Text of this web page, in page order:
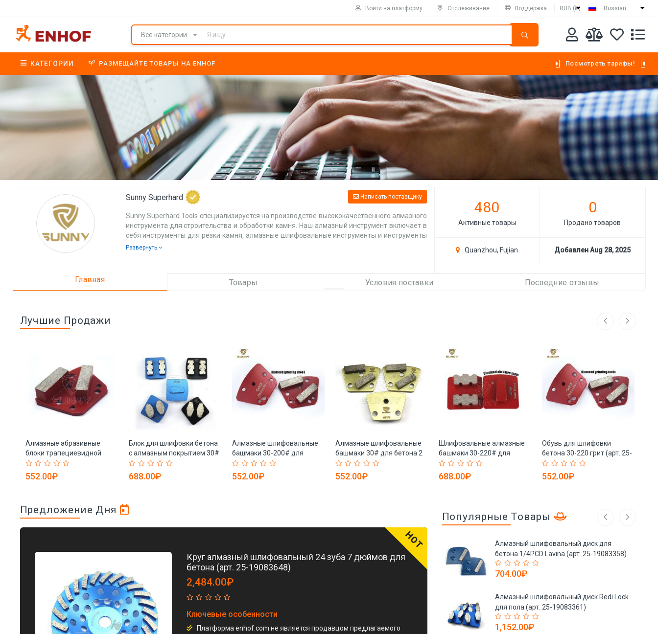
Войти на платформу Отслеживание Поддержка RUB (₽) Russian
Все категории
КАТЕГОРИИ РАЗМЕЩАЙТЕ ТОВАРЫ НА ENHOF Посмотреть тарифы!
Sunny Superhard Написать поставщику
Sunny Superhard Tools специализируется на производстве высококачественного алмазного
инструмента для строительства и обработки камня. Наш алмазный инструмент включает в
себя инструменты для резки камня, алмазные шлифовальные инструменты и инструменты
для алмазного сверления.
используется высококачественный алмаз, импортируемый из ирландского "Element 6".
Развернуть
480
Активные товары
0
Продано товаров
Quanzhou, Fujian Добавлен Aug 28, 2025
Главная Товары Условия поставки Последние отзывы
Лучшие Продажи
Алмазные абразивные
блоки трапециевидной
формы для шлифовки (арт.
25-19083681)
552.00₽
Блок для шлифовки бетона
с алмазным покрытием 30#
60# 80# (арт. 25-19083674)
688.00₽
Алмазные шлифовальные
башмаки 30-200# для
полировки бетона (арт. 25-
19083675)
552.00₽
Алмазные шлифовальные
башмаки 30# для бетона 2
сегмента (арт. 25-19083676)
552.00₽
Шлифовальные алмазные
башмаки 30-220# для
бетона (арт. 25-19083677)
688.00₽
Обувь для шлифовки
бетона 30-220 грит (арт. 25-
19083678)
552.00₽
Предложение Дня
HOT
Круг алмазный шлифовальный 24 зуба 7 дюймов для
бетона (арт. 25-19083648)
2,484.00₽
Ключевые особенности
Платформа enhof.com не является продавцом предлагаемого
Популярные Товары
Алмазный шлифовальный круг 7 дюймов
10 сегментов (арт. 25-19083624)
2,376.00₽
Алмазный шлифовальный диск для
бетона 1/4PCD Lavina (арт. 25-19083358)
704.00₽
Алмазный шлифовальный диск Redi Lock
для пола (арт. 25-19083361)
1,152.00₽